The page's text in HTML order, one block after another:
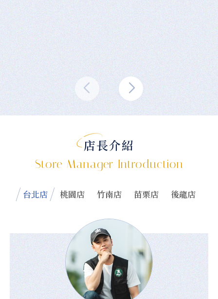
店長介紹
Store Manager Introduction
台北店 桃園店 竹南店 苗栗店 後龍店